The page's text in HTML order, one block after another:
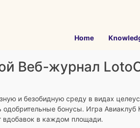
Home
Веб-журнал
и безобидную среду в видах
бонусы. Игра Авиаклуб
вдобавок в каждом площади.